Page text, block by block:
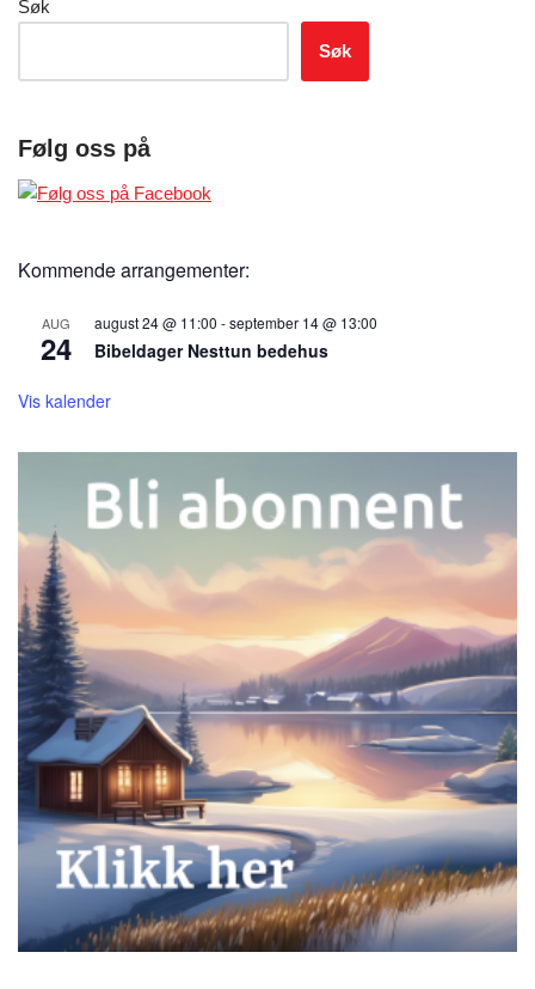
Søk
Søk
Følg oss på
Kommende arrangementer:
AUG
24
august 24 @ 11:00 -september 14 @ 13:00
Bibeldager Nesttun bedehus
Vis kalender